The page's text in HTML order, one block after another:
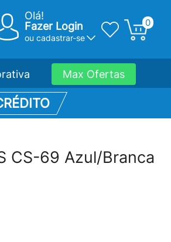
Olá!
Fazer Login
ou cadastrar-se
0
Max Ofertas
CS-69 Azul/Branca